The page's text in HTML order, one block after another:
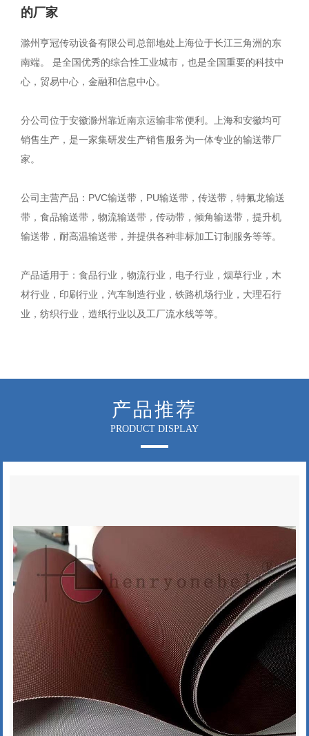
的厂家
滁州亨冠传动设备有限公司总部地处上海位于长江三角洲的东
南端。 是全国优秀的综合性工业城市，也是全国重要的科技中
心，贸易中心，金融和信息中心。
分公司位于安徽滁州靠近南京运输非常便利。上海和安徽均可
销售生产，是一家集研发生产销售服务为一体专业的输送带厂
家。
公司主营产品：PVC输送带，PU输送带，传送带，特氟龙输送
带，食品输送带，物流输送带，传动带，倾角输送带，提升机
输送带，耐高温输送带，并提供各种非标加工订制服务等等。
产品适用于：食品行业，物流行业，电子行业，烟草行业，木
材行业，印刷行业，汽车制造行业，铁路机场行业，大理石行
业，纺织行业，造纸行业以及工厂流水线等等。
产品推荐
PRODUCT DISPLAY